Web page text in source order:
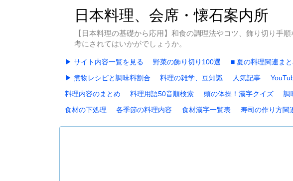
日本料理、会席・懐石案内所
【日本料理の基礎から応用】和食の調理法やコツ、飾り切り手
考にされてはいかがでしょうか。
▶ サイト内容一覧を見る 野菜の飾り切り100選 ■ 夏の料理関連ま
▶ 煮物レシピと調味料割合
料理の雑学、豆知識 人気記事
料理内容のまとめ
料理用語50音順検索 頭の体操！漢字クイズ 調
食材の下処理
各季節の料理内容 食材漢字一覧表 寿司の作り方関